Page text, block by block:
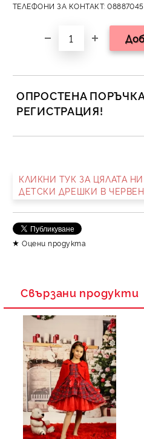
ТЕЛЕФОНИ ЗА КОНТАКТ:
ОПРОСТЕНА
РЕГИСТРАЦИЯ!
Ние ще се свържем с вас в
КЛИКНИ ТУК ЗА ЦЯЛАТА
ДЕТСКИ ДРЕШКИ В
Оцени продукта
Свързани продукти